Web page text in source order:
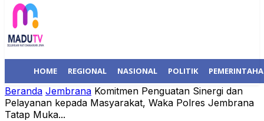
HOME REGIONAL NASIONAL POLITIK
Beranda Jembrana Komitmen Penguatan Sinergi dan
Pelayanan kepada Masyarakat, Waka Polres Jembrana
Tatap Muka...